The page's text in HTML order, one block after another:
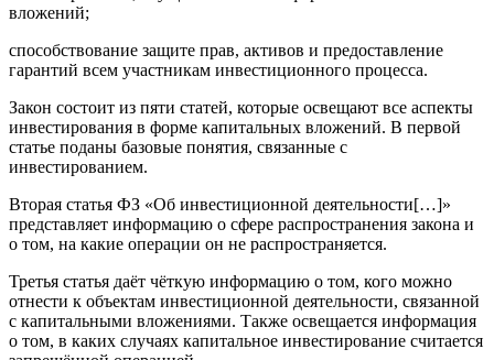
вложений;
способствование защите прав, активов и предоставление
гарантий всем участникам инвестиционного процесса.
Закон состоит из пяти статей, которые освещают все аспекты
инвестирования в форме капитальных вложений. В первой
статье поданы базовые понятия, связанные с
инвестированием.
Вторая статья ФЗ «Об инвестиционной деятельности[…]»
представляет информацию о сфере распространения закона и
о том, на какие операции он не распространяется.
Третья статья даёт чёткую информацию о том, кого можно
отнести к объектам инвестиционной деятельности, связанной
с капитальными вложениями. Также освещается информация
о том, в каких случаях капитальное инвестирование считается